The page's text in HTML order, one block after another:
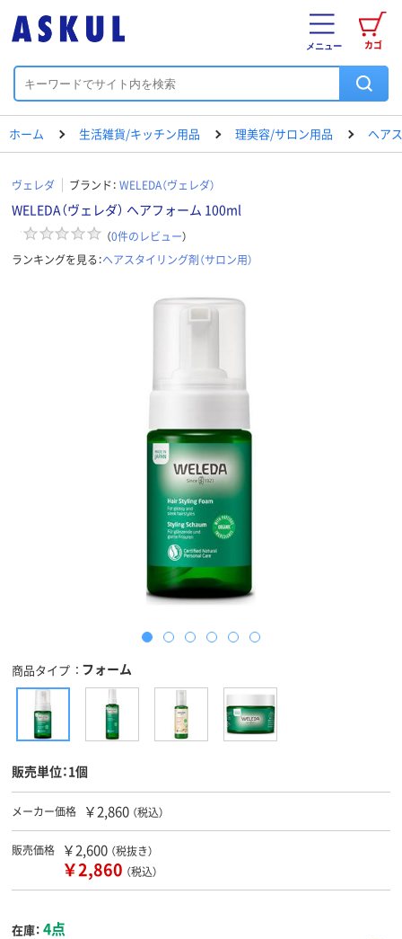
カゴ
メニュー
ホーム 生活雑貨/キッチン用品 理美容/サロン用品 ヘア
ヴェレダ ブランド： WELEDA（ヴェレダ）
WELEDA（ヴェレダ） ヘアフォーム 100ml
（0件のレビュー）
ランキングを見る：ヘアスタイリング剤（サロン用）
商品タイプ フォーム
販売単位：1個
メーカー価格 ￥2,860 （税込）
販売価格 ￥2,600 （税抜き）
￥2,860 （税込）
在庫： 4点